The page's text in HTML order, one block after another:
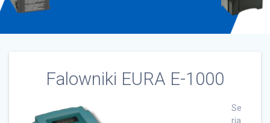
Falowniki EURA E-1000
Se
ria